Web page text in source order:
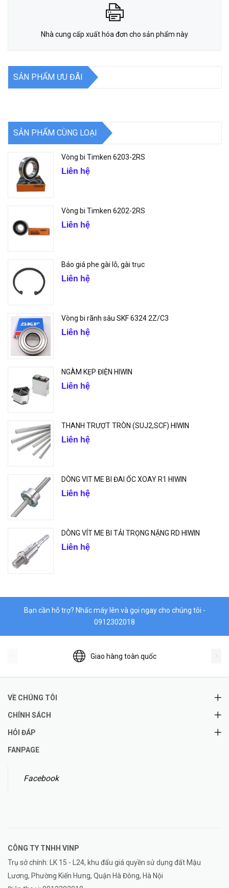
Nhà cung cấp xuất hóa đơn cho sản phẩm này
SẢN PHẨM ƯU ĐÃI
SẢN PHẨM CÙNG LOẠI
Vòng bi Timken 6203-2RS
Liên hệ
Vòng bi Timken 6202-2RS
Liên hệ
Báo giá phe gài lỗ, gài trục
Liên hệ
Vòng bi rãnh sâu SKF 6324 2Z/C3
Liên hệ
NGÀM KẸP ĐIỆN HIWIN
Liên hệ
THANH TRƯỢT TRÒN (SUJ2,SCF) HIWIN
Liên hệ
DÒNG VIT ME BI ĐAI ỐC XOAY R1 HIWIN
Liên hệ
DÒNG VÍT ME BI TẢI TRỌNG NẶNG RD HIWIN
Liên hệ
Bạn cần hỗ trợ? Nhấc máy lên và gọi ngay cho chúng tôi -
0912302018
Giao hàng toàn quốc
VỀ CHÚNG TÔI
CHÍNH SÁCH
HỎI ĐÁP
FANPAGE
Facebook
CÔNG TY TNHH VINP
Trụ sở chính: LK 15 - L24, khu đấu giá quyền sử dụng đất Mậu
Lương, Phường Kiến Hưng, Quận Hà Đông, Hà Nội